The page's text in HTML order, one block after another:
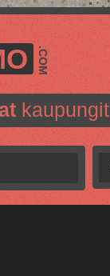
.COM
kaupungit